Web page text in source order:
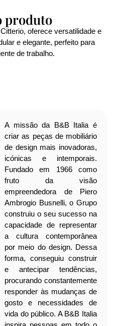
produto
oferece versatilidade e
e elegante, perfeito para
de trabalho.
A missão da B&B Italia é
criar as peças de mobiliário
de design mais inovadoras,
icónicas e intemporais.
Fundado em 1966 como
fruto da visão
empreendedora de Piero
Ambrogio Busnelli, o Grupo
construiu o seu sucesso na
capacidade de representar
a cultura contemporânea
por meio do design. Dessa
forma, conseguiu construir
e antecipar tendências,
procurando constantemente
responder às mudanças de
gosto e necessidades de
vida do público. A B&B Italia